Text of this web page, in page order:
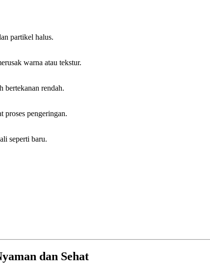
partikel halus.
warna atau tekstur.
bertekanan rendah.
proses pengeringan.
seperti baru.
dan Sehat